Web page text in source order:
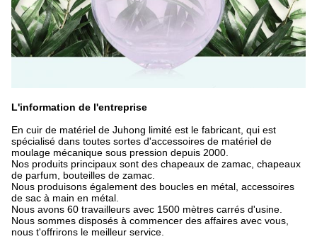
L'information de l'entreprise
En cuir de matériel de Juhong limité est le fabricant, qui est
spécialisé dans toutes sortes d'accessoires de matériel de
moulage mécanique sous pression depuis 2000.
Nos produits principaux sont des chapeaux de zamac, chapeaux
de parfum, bouteilles de zamac.
Nous produisons également des boucles en métal, accessoires
de sac à main en métal.
Nous avons 60 travailleurs avec 1500 mètres carrés d'usine.
Nous sommes disposés à commencer des affaires avec vous,
nous t'offrirons le meilleur service.